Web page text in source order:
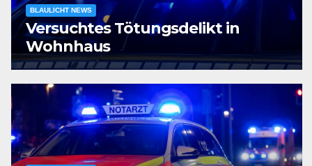
BLAULICHT NEWS
Versuchtes Tötungsdelikt in
Wohnhaus